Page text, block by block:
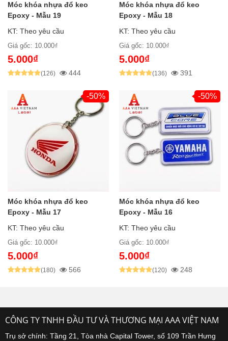
Móc khóa nhựa đổ keo
Epoxy - Mẫu 19
KT: Theo yêu cầu
Giá gốc: 10.000₫
5.000₫
(126) 444
Móc khóa nhựa đổ keo
Epoxy - Mẫu 18
KT: Theo yêu cầu
Giá gốc: 10.000₫
5.000₫
(136) 391
-50%
Móc khóa nhựa đổ keo
Epoxy - Mẫu 17
KT: Theo yêu cầu
Giá gốc: 10.000₫
5.000₫
(180) 566
-50%
Móc khóa nhựa đổ keo
Epoxy - Mẫu 16
KT: Theo yêu cầu
Giá gốc: 10.000₫
5.000₫
(120) 248
CÔNG TY TNHH ĐẦU TƯ VÀ THƯƠNG MẠI AAA VIỆT NAM
Trụ sở chính: Tầng 21, Tòa nhà Capital Tower, số 109 Trần Hưng